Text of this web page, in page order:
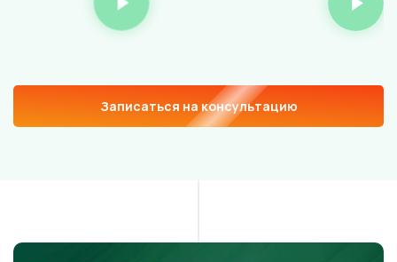
Записаться на консультацию